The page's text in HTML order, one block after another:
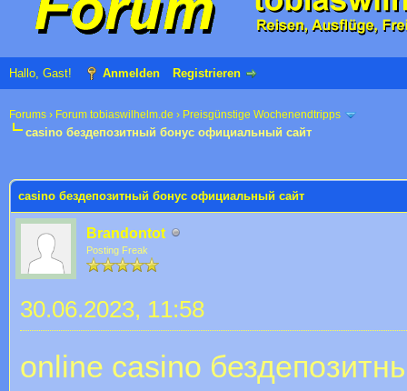
Hallo, Gast! Anmelden Registrieren
Forums › Forum tobiaswilhelm.de › Preisgünstige Wochenendtripps
casino бездепозитный бонус официальный сайт
casino бездепозитный бонус официальный сайт
Brandontot
Posting Freak
30.06.2023, 11:58
online casino